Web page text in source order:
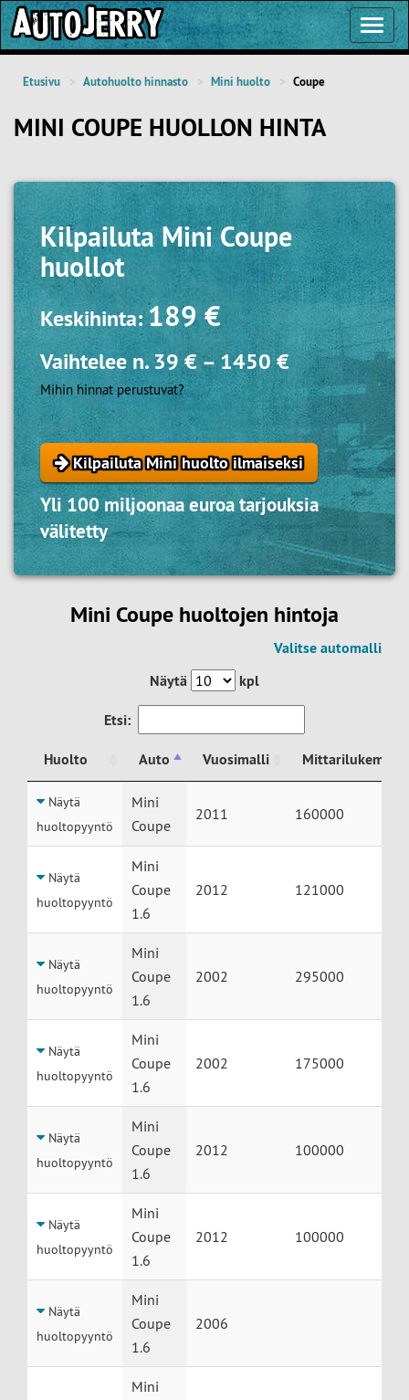
Etusivu Autohuolto hinnasto Mini huolto Coupe
MINI COUPE HUOLLON HINTA
KilpailutaMini Coupe
huollot
Keskihinta:189 €
Vaihtelee n.39 €–1450 €
Mihin hinnat perustuvat?
Kilpailuta Mini huolto ilmaiseksi
Yli 100 miljoonaa euroa tarjouksia
välitetty
Mini Coupe huoltojen hintoja
Valitse automalli
Näytä
kpl
Etsi:
Huolto Auto Vuosimalli
Mittarilukema
Huolto
Auto
Näytä
huoltopyyntö
Mini
Coupe
2011 160000
Näytä
huoltopyyntö
Mini
Coupe
1.6
2012 121000
Näytä
huoltopyyntö
Mini
Coupe
1.6
2002 295000
Näytä
huoltopyyntö
Mini
Coupe
1.6
2002 175000
Näytä
huoltopyyntö
Mini
Coupe
1.6
2012 100000
Näytä
huoltopyyntö
Mini
Coupe
1.6
2012 100000
Näytä
huoltopyyntö
Mini
Coupe
1.6
2006
Mini